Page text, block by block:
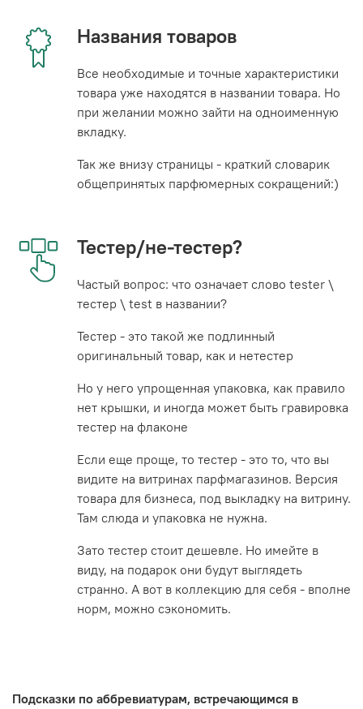
Названия товаров
Все необходимые и точные характеристики
товара уже находятся в названии товара. Но
при желании можно зайти на одноименную
вкладку.
Так же внизу страницы - краткий словарик
общепринятых парфюмерных сокращений:)
Тестер/не-тестер?
Частый вопрос: что означает слово tester \
тестер \ test в названии?
Тестер - это такой же подлинный
оригинальный товар, как и нетестер
Но у него упрощенная упаковка, как правило
нет крышки, и иногда может быть гравировка
тестер на флаконе
Если еще проще, то тестер - это то, что вы
видите на витринах парфмагазинов. Версия
товара для бизнеса, под выкладку на витрину.
Там слюда и упаковка не нужна.
Зато тестер стоит дешевле. Но имейте в
виду, на подарок они будут выглядеть
странно. А вот в коллекцию для себя - вполне
норм, можно сэкономить.
Подсказки по аббревиатурам, встречающимся в